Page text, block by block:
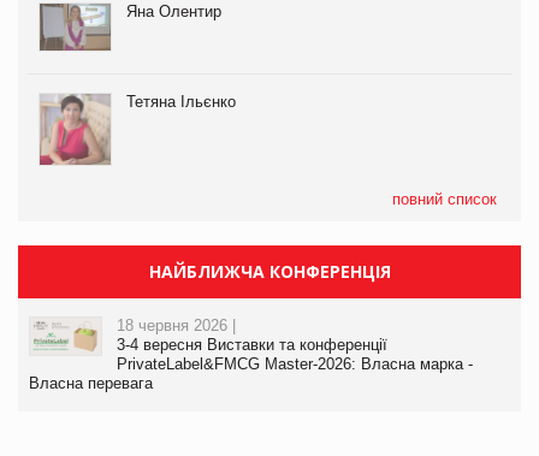
Яна Олентир
Тетяна Ільєнко
повний список
НАЙБЛИЖЧА КОНФЕРЕНЦІЯ
18 червня 2026 |
3-4 вересня Виставки та конференції
PrivateLabel&FMCG Master-2026: Власна марка -
Власна перевага